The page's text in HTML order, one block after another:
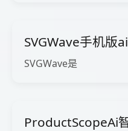
SVGWave手机版
SVGWave是
ProductScopeAi